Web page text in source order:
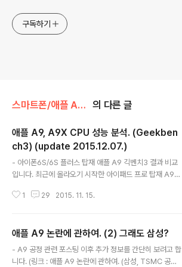
구독하기
스마트폰/애플 APPLE 의 다른 글
애플 A9, A9X CPU 성능 분석. (Geekben
ch3) (update 2015.12.07.)
- 아이폰6S/6S 플러스 탑재 애플 A9 긱벤치3 결과 비교
입니다. 최근에 올라오기 시작한 아이패드 프로 탑재 A9X
동안 쌓인 숙제 하나둘씩 처리하겠습니다. 링크 A9 : htt
kbench3/4156653 - 사양 애플 A9 Twister 듀얼코어
1.85GHz L1 캐시 32KB/32KB (명령어/데이터) L2 캐
시 3MB L3 캐시 8MB 삼성 14LPE/TSMC 16FF 애플
1 29 2015. 11. 15.
애플 A9 논란에 관하여. (2) 그래도 삼성?
- A9 공정 관련 포스팅 이후 추가 정보를 간단히 보려고 합
니다. (링크 : 애플 A9 논란에 관하여. (삼성, TSMC 공정